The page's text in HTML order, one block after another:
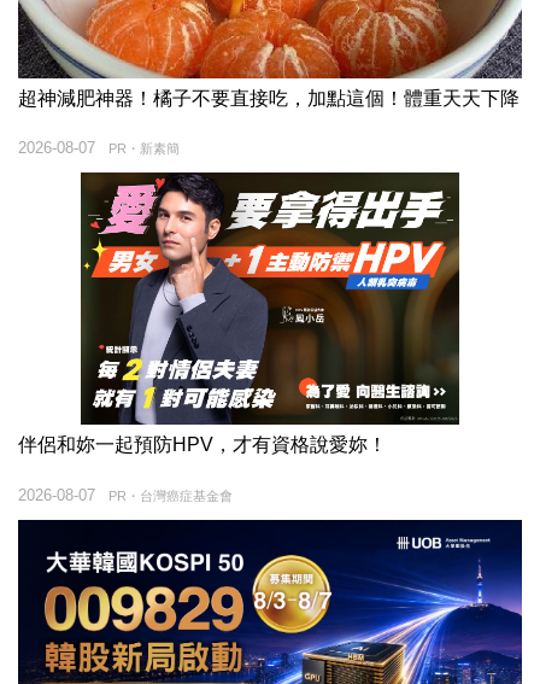
超神減肥神器！橘子不要直接吃，加點這個！體重天天下降
PR・新素簡
2026-08-07
伴侶和妳一起預防HPV，才有資格說愛妳！
PR・台灣癌症基金會
2026-08-07